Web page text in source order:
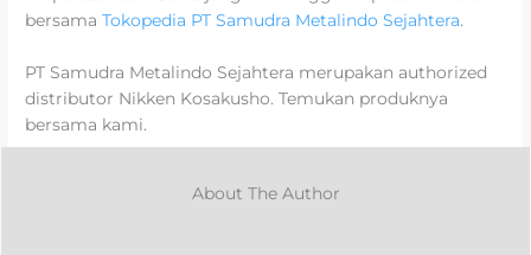
bersamaTokopedia PT Samudra Metalindo Sejahtera.
PT Samudra Metalindo Sejahtera merupakan authorized
distributor Nikken Kosakusho. Temukan produknya
bersama kami.
About The Author